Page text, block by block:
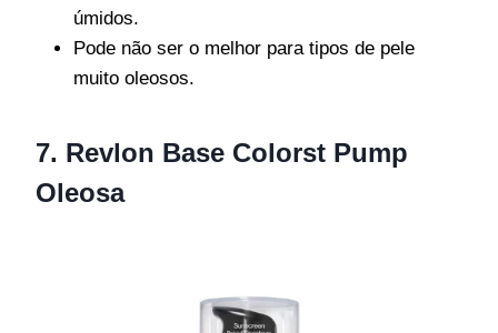
úmidos.
Pode não ser o melhor para tipos de pele
muito oleosos.
7. Revlon Base Colorst Pump
Oleosa